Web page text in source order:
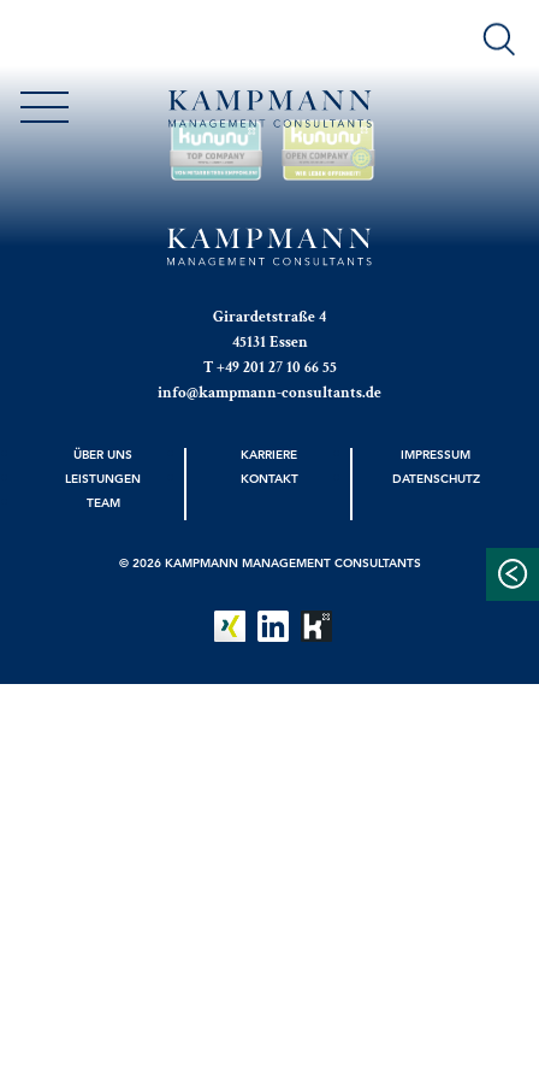
Girardetstraße 4
45131 Essen
T +49 201 27 10 66 55
info@kampmann-consultants.de
ÜBER UNS
LEISTUNGEN
TEAM
KARRIERE
KONTAKT
IMPRESSUM
DATENSCHUTZ
© 2026 KAMPMANN MANAGEMENT CONSULTANTS